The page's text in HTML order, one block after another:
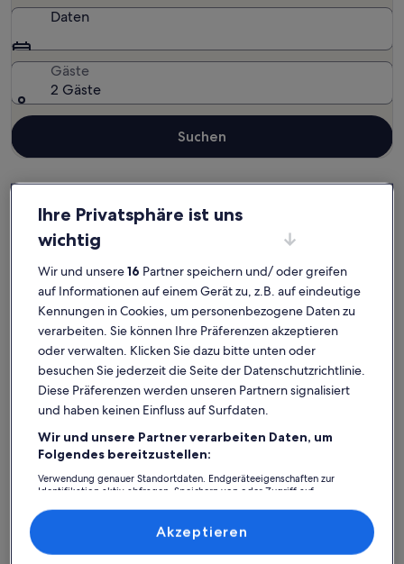
Daten
Gäste
2 Gäste
Suchen
Deutschland
Sauerland: Entdecke Villen
Weitere Infos zu Ihre Traumvilla-Olsberg – Ein besonderes
Weitere
Ihre Privatsphäre ist uns
wichtig
Wir und unsere16 Partner speichern und/ oder greifen
auf Informationen auf einem Gerät zu, z.B. auf eindeutige
Kennungen in Cookies, um personenbezogene Daten zu
verarbeiten. Sie können Ihre Präferenzen akzeptieren
oder verwalten. Klicken Sie dazu bitte unten oder
besuchen Sie jederzeit die Seite der Datenschutzrichtlinie.
Diese Präferenzen werden unseren Partnern signalisiert
und haben keinen Einfluss auf Surfdaten.
Wir und unsere Partner verarbeiten Daten, um
Folgendes bereitzustellen:
Verwendung genauer Standortdaten. Endgeräteeigenschaften zur
Identifikation aktiv abfragen. Speichern von oder Zugriff auf
Inhalte, Messung von Werbeleistung und der Performance von Inhalten,
Zielgruppenforschung sowie Entwicklung und Verbesserung von
Liste der Partner (Lieferanten)
Akzeptieren